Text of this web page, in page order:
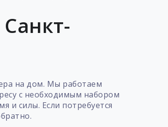
на дом. Мы работаем
с необходимым набором
и силы. Если потребуется